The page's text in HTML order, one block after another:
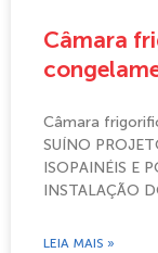
Câmara
Câmara
SUÍNO
ISOPAINÉIS E
INSTALAÇÃO
LEIA MAIS »